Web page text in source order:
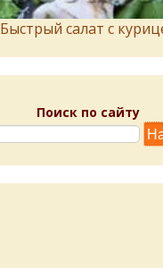
Быстрый салат с
Поиск по сайту